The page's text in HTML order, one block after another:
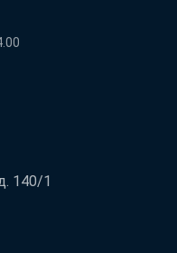
140/1